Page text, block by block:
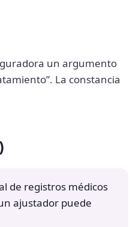
un argumento
La constancia
de registros médicos
ajustador puede